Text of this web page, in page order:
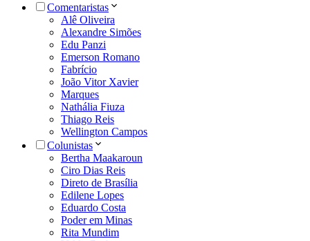
Comentaristas
Alê Oliveira
Alexandre Simões
Edu Panzi
Emerson Romano
Fabrício
João Vitor Xavier
Marques
Nathália Fiuza
Thiago Reis
Wellington Campos
Colunistas
Bertha Maakaroun
Ciro Dias Reis
Direto de Brasília
Edilene Lopes
Eduardo Costa
Poder em Minas
Rita Mundim